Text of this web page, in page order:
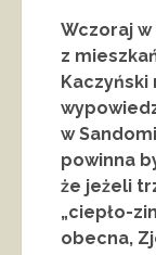
Wczoraj
z
w
powinna
że jeżeli
„ciepło-
obecna,